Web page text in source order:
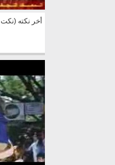
أخر نكته (نكت 2012)